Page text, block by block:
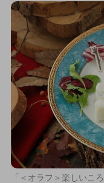
「＜オラフ＞楽しいこ